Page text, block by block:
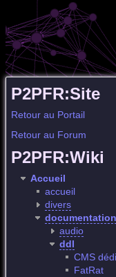
P2PFR:Site
Retour au Portail
Retour au Forum
P2PFR:Wiki
Accueil
accueil
divers
documentation
audio
ddl
CMS
FatRat